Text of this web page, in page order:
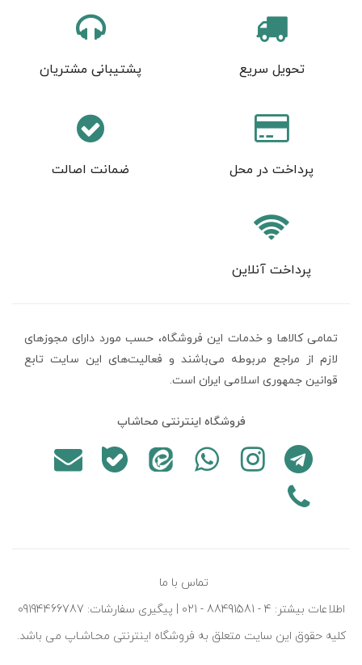
تحویل سریع پشتیبانی مشتریان
پرداخت در محل ضمانت اصالت
پرداخت آنلاین
تمامی كالاها و خدمات اين فروشگاه، حسب مورد دارای مجوزهای
لازم از مراجع مربوطه می‌باشند و فعاليت‌های اين سايت تابع
قوانين جمهوری اسلامی ایران است.
فروشگاه اینترنتی محاشاپ
تماس با ما
اطلاعات بیشتر: 4 - 88491581 - 021 | پیگیری سفارشات: 09194466787
کليه حقوق اين سايت متعلق به فروشگاه اينترنتی محـاشـاپ می باشد.